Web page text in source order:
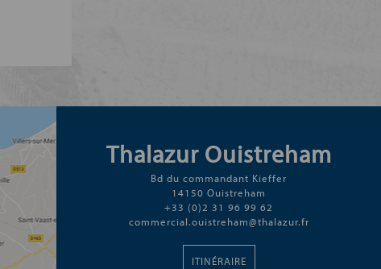
Thalazur Ouistreham
Bd du commandant Kieffer
14150 Ouistreham
+33 (0)2 31 96 99 62
commercial.ouistreham@thalazur.fr
ITINÉRAIRE